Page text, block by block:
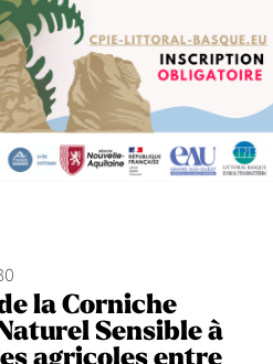
la Corniche
Sensible à